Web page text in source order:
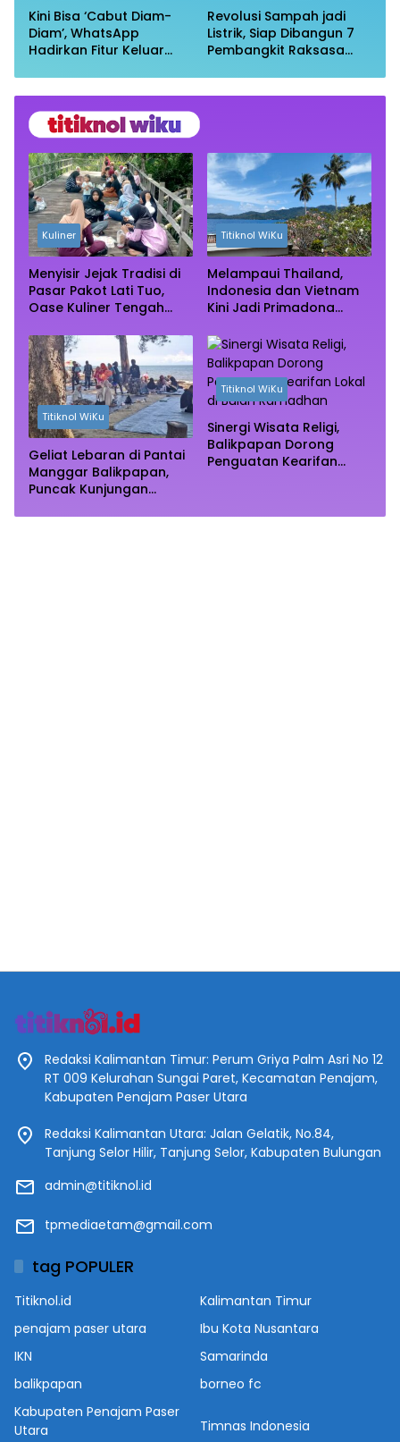
Kini Bisa ‘Cabut Diam-
Diam’, WhatsApp
Hadirkan Fitur Keluar
Revolusi Sampah jadi
Listrik, Siap Dibangun 7
Pembangkit Raksasa
Kuliner
Menyisir Jejak Tradisi di
Pasar Pakot Lati Tuo,
Oase Kuliner Tengah
Titiknol WiKu
Melampaui Thailand,
Indonesia dan Vietnam
Kini Jadi Primadona
Titiknol WiKu
Geliat Lebaran di Pantai
Manggar Balikpapan,
Puncak Kunjungan
Titiknol WiKu
Sinergi Wisata Religi,
Balikpapan Dorong
Penguatan Kearifan
Redaksi Kalimantan Timur: Perum Griya Palm Asri No 12
RT 009 Kelurahan Sungai Paret, Kecamatan Penajam,
Kabupaten Penajam Paser Utara
Redaksi Kalimantan Utara: Jalan Gelatik, No.84,
Tanjung Selor Hilir, Tanjung Selor, Kabupaten Bulungan
admin@titiknol.id
tpmediaetam@gmail.com
tag POPULER
Titiknol.id
Kalimantan Timur
penajam paser utara
Ibu Kota Nusantara
IKN
Samarinda
balikpapan
borneo fc
Kabupaten Penajam Paser
Utara
Timnas Indonesia